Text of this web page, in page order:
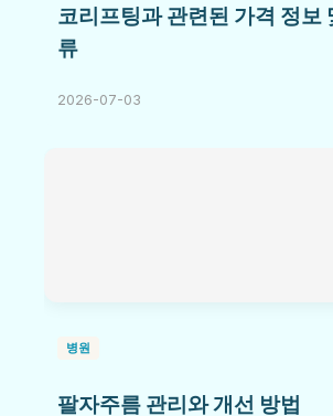
코리프팅과 관련된 가격 정보
류
2026-07-03
병원
팔자주름 관리와 개선 방법